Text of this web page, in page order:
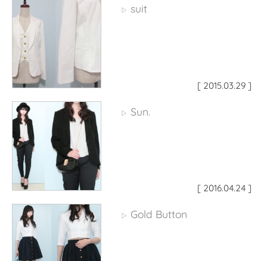
▷ suit
[ 2015.03.29 ]
▷ Sun.
[ 2016.04.24 ]
▷ Gold Button